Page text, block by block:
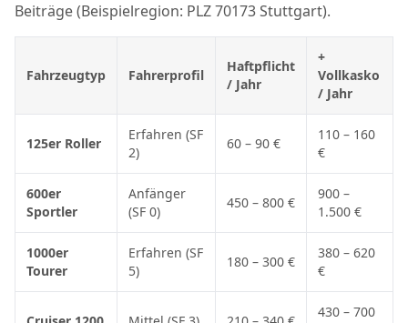
Beiträge (Beispielregion: PLZ 70173 Stuttgart).
Fahrzeugtyp Fahrerprofil
Haftpflicht
/ Jahr
+
Vollkasko
/ Jahr
125er Roller
Erfahren (SF
2)
60 – 90 €
110 – 160
€
600er
Sportler
Anfänger
(SF 0)
450 – 800 €
900 –
1.500 €
1000er
Tourer
Erfahren (SF
5)
180 – 300 €
380 – 620
€
430 – 700